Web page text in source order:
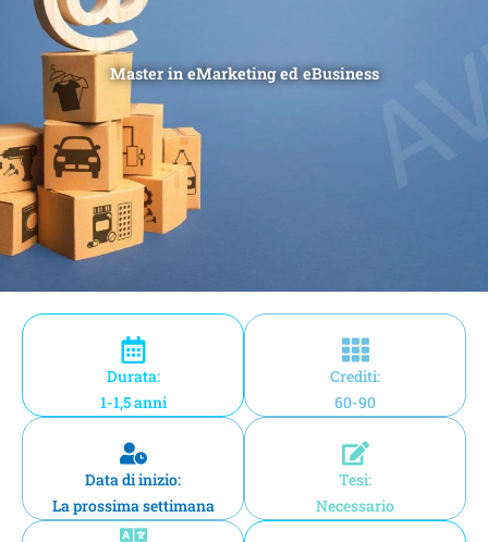
Master in eMarketing ed eBusiness
Durata:
1-1,5 anni
Crediti:
60-90
Data di inizio:
La prossima settimana
Tesi:
Necessario